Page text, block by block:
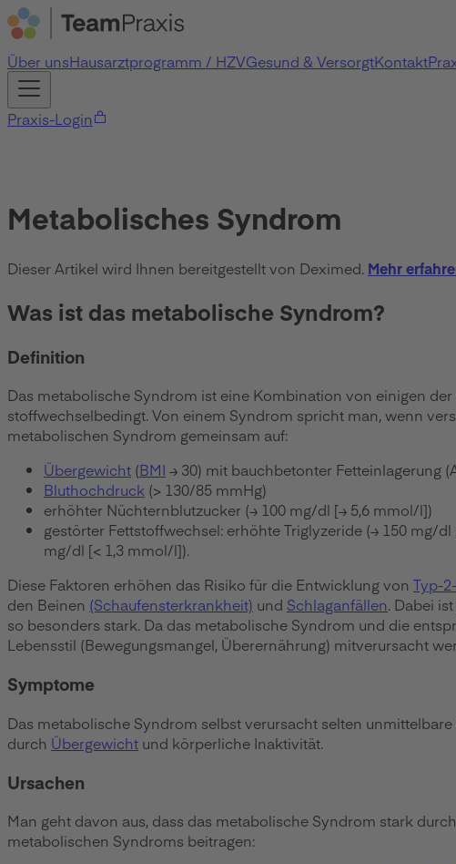
Über unsHausarztprogramm / HZVGesund & VersorgtKontakt
Praxis-Login
Metabolisches Syndrom
Dieser Artikel wird Ihnen bereitgestellt von Deximed. Mehr
Was ist das metabolische Syndrom?
Definition
Das metabolische Syndrom ist eine Kombination von einigen
stoffwechselbedingt. Von einem Syndrom spricht man, wenn
metabolischen Syndrom gemeinsam auf:
Übergewicht (BMI ≥ 30) mit bauchbetonter Fetteinlagerung
Bluthochdruck (> 130/85 mmHg)
erhöhter Nüchternblutzucker (≥ 100 mg/dl [≥ 5,6 mmol/l])
gestörter Fettstoffwechsel: erhöhte Triglyzeride (≥ 150 mg/
mg/dl [< 1,3 mmol/l]).
Diese Faktoren erhöhen das Risiko für die Entwicklung von Typ-
den Beinen (Schaufensterkrankheit) und Schlaganfällen. Dabei
so besonders stark. Da das metabolische Syndrom und die
Lebensstil (Bewegungsmangel, Überernährung) mitverursacht
Symptome
Das metabolische Syndrom selbst verursacht selten
durch Übergewicht und körperliche Inaktivität.
Ursachen
Man geht davon aus, dass das metabolische Syndrom stark
metabolischen Syndroms beitragen: